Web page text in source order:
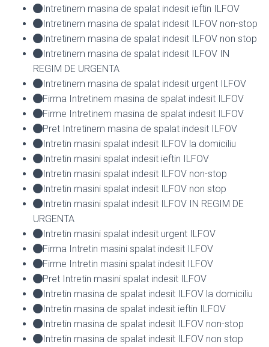
Intretinem masina de spalat indesit ieftin ILFOV
Intretinem masina de spalat indesit ILFOV non-stop
Intretinem masina de spalat indesit ILFOV non stop
Intretinem masina de spalat indesit ILFOV IN
REGIM DE URGENTA
Intretinem masina de spalat indesit urgent ILFOV
Firma Intretinem masina de spalat indesit ILFOV
Firme Intretinem masina de spalat indesit ILFOV
Pret Intretinem masina de spalat indesit ILFOV
Intretin masini spalat indesit ILFOV la domiciliu
Intretin masini spalat indesit ieftin ILFOV
Intretin masini spalat indesit ILFOV non-stop
Intretin masini spalat indesit ILFOV non stop
Intretin masini spalat indesit ILFOV IN REGIM DE
URGENTA
Intretin masini spalat indesit urgent ILFOV
Firma Intretin masini spalat indesit ILFOV
Firme Intretin masini spalat indesit ILFOV
Pret Intretin masini spalat indesit ILFOV
Intretin masina de spalat indesit ILFOV la domiciliu
Intretin masina de spalat indesit ieftin ILFOV
Intretin masina de spalat indesit ILFOV non-stop
Intretin masina de spalat indesit ILFOV non stop